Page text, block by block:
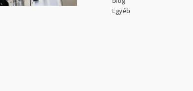
Egyéb